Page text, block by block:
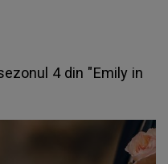
4 din "Emily in